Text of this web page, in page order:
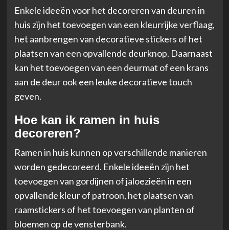
Enkele ideeën voor het decoreren van deuren in
huis zijn het toevoegen van een kleurrijke verflaag,
het aanbrengen van decoratieve stickers of het
plaatsen van een opvallende deurknop. Daarnaast
kan het toevoegen van een deurmat of een krans
aan de deur ook een leuke decoratieve touch
geven.
Hoe kan ik ramen in huis
decoreren?
Ramen in huis kunnen op verschillende manieren
worden gedecoreerd. Enkele ideeën zijn het
toevoegen van gordijnen of jaloezieën in een
opvallende kleur of patroon, het plaatsen van
raamstickers of het toevoegen van planten of
bloemen op de vensterbank.